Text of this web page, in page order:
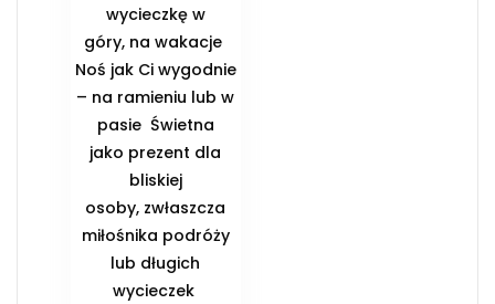
wycieczkę w
góry, na wakacje ️
Noś jak Ci wygodnie
– na ramieniu lub w
pasie ️ Świetna
jako prezent dla
bliskiej
osoby, zwłaszcza
miłośnika podróży
lub długich
wycieczek ️